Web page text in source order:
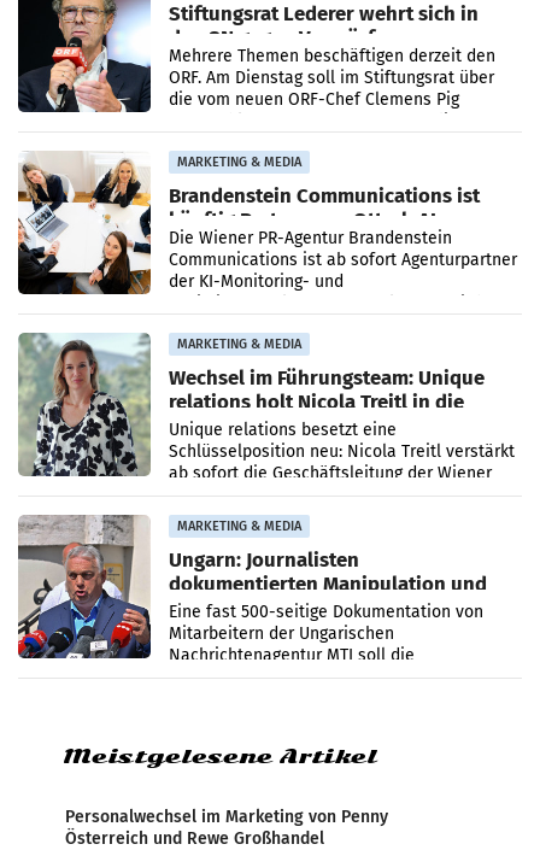
Stiftungsrat Lederer wehrt sich in
den SN gegen Vorwürfe
Mehrere Themen beschäftigen derzeit den
ORF. Am Dienstag soll im Stiftungsrat über
die vom neuen ORF-Chef Clemens Pig
MARKETING & MEDIA
Brandenstein Communications ist
künftig Partner von OtterlyAI
Die Wiener PR-Agentur Brandenstein
Communications ist ab sofort Agenturpartner
der KI-Monitoring- und
MARKETING & MEDIA
Wechsel im Führungsteam: Unique
relations holt Nicola Treitl in die
Geschäftsleitung
Unique relations besetzt eine
Schlüsselposition neu: Nicola Treitl verstärkt
ab sofort die Geschäftsleitung der Wiener
PR-Agentur an der Seite von Josef Kalina und
Anna Kalina-Mahr.
MARKETING & MEDIA
Ungarn: Journalisten
dokumentierten Manipulation und
Zensur
Eine fast 500-seitige Dokumentation von
Mitarbeitern der Ungarischen
Nachrichtenagentur MTI soll die
systematische Nachrichten-Manipulation und
Meistgelesene Artikel
Personalwechsel im Marketing von Penny
Österreich und Rewe Großhandel